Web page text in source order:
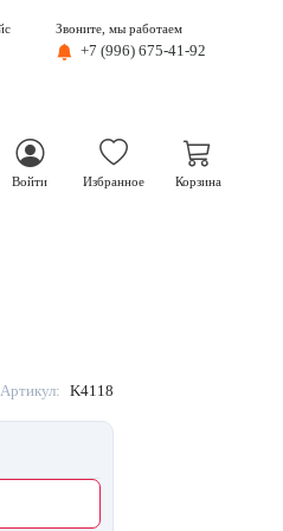
Звоните, мы работаем
+7 (996) 675-41-92
Войти Избранное Корзина
Артикул: K4118